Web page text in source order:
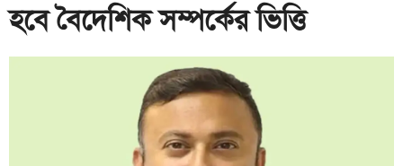
হবে বৈদেশিক সম্পর্কের ভিত্তি